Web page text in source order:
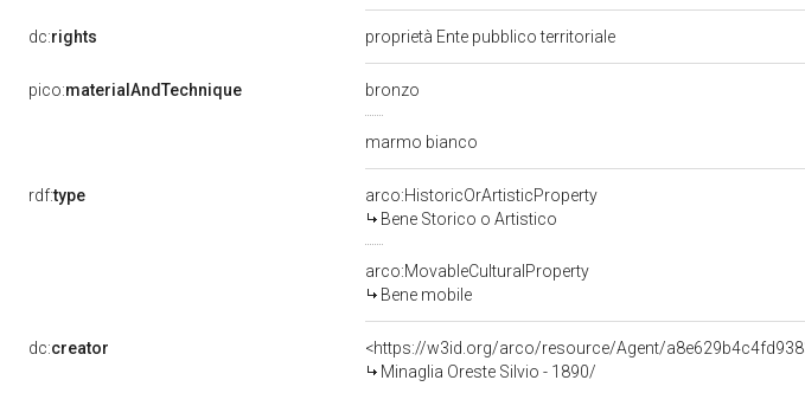
dc:rights proprietà Ente pubblico territoriale
pico:materialAndTechnique bronzo
marmo bianco
rdf:type
arco:HistoricOrArtisticProperty
Bene Storico o Artistico
arco:MovableCulturalProperty
Bene mobile
dc:creator
<https://w3id.org/arco/resource/Agent/
Minaglia Oreste Silvio - 1890/